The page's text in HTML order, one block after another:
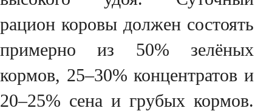
рацион коровы должен состоять
примерно из 50% зелёных
кормов, 25–30% концентратов и
20–25% сена и грубых кормов.